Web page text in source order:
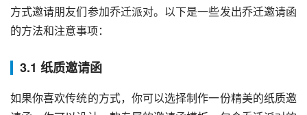
方式邀请朋友们参加乔迁派对。以下是一些发出乔迁邀请函
的方法和注意事项：
3.1 纸质邀请函
如果你喜欢传统的方式，你可以选择制作一份精美的纸质邀